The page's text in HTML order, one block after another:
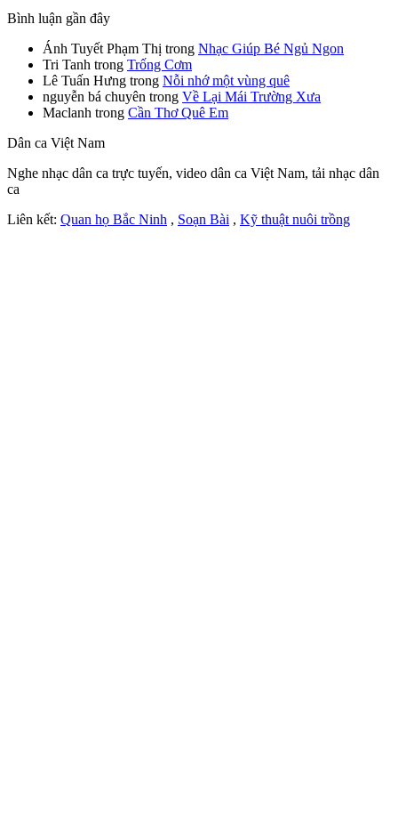
Bình luận gần đây
Ánh Tuyết Phạm Thị trong Nhạc Giúp Bé Ngủ Ngon
Tri Tanh trong Trống Cơm
Lê Tuấn Hưng trong Nỗi nhớ một vùng quê
nguyễn bá chuyên trong Về Lại Mái Trường Xưa
Maclanh trong Cần Thơ Quê Em
Dân ca Việt Nam
Nghe nhạc dân ca trực tuyến, video dân ca Việt Nam, tải nhạc dân
ca
Liên kết: Quan họ Bắc Ninh , Soạn Bài , Kỹ thuật nuôi trồng